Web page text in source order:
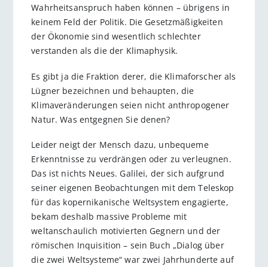
Wahrheitsanspruch haben können – übrigens in
keinem Feld der Politik. Die Gesetzmäßigkeiten
der Ökonomie sind wesentlich schlechter
verstanden als die der Klimaphysik.
Es gibt ja die Fraktion derer, die Klimaforscher als
Lügner bezeichnen und behaupten, die
Klimaveränderungen seien nicht anthropogener
Natur. Was entgegnen Sie denen?
Leider neigt der Mensch dazu, unbequeme
Erkenntnisse zu verdrängen oder zu verleugnen.
Das ist nichts Neues. Galilei, der sich aufgrund
seiner eigenen Beobachtungen mit dem Teleskop
für das kopernikanische Weltsystem engagierte,
bekam deshalb massive Probleme mit
weltanschaulich motivierten Gegnern und der
römischen Inquisition – sein Buch „Dialog über
die zwei Weltsysteme“ war zwei Jahrhunderte auf